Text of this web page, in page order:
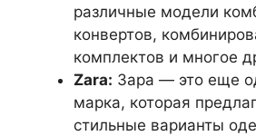
различные модели
конвертов,
комплектов и многое
Zara: Зара — это еще
марка, которая
стильные варианты